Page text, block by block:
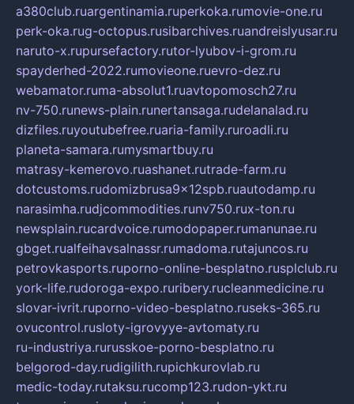
a380club.ruargentinamia.ruperkoka.rumovie-one.ru
perk-oka.rug-octopus.rusibarchives.ruandreislyusar.ru
naruto-x.rupursefactory.rutor-lyubov-i-grom.ru
spayderhed-2022.rumovieone.ruevro-dez.ru
webamator.ruma-absolut1.ruavtopomosch27.ru
nv-750.runews-plain.runertansaga.rudelanalad.ru
dizfiles.ruyoutubefree.ruaria-family.ruroadli.ru
planeta-samara.rumysmartbuy.ru
matrasy-kemerovo.ruashanet.rutrade-farm.ru
dotcustoms.rudomizbrusa9x12spb.ruautodamp.ru
narasimha.rudjcommodities.runv750.rux-ton.ru
newsplain.rucardvoice.rumodopaper.rumanunae.ru
gbget.rualfeihavsalnassr.rumadoma.rutajuncos.ru
petrovkasports.ruporno-online-besplatno.rusplclub.ru
york-life.rudoroga-expo.ruribery.rucleanmedicine.ru
slovar-ivrit.ruporno-video-besplatno.ruseks-365.ru
ovucontrol.rusloty-igrovyye-avtomaty.ru
ru-industriya.rurusskoe-porno-besplatno.ru
belgorod-day.rudigilith.rupichkurovlab.ru
medic-today.rutaksu.rucomp123.rudon-ykt.ru